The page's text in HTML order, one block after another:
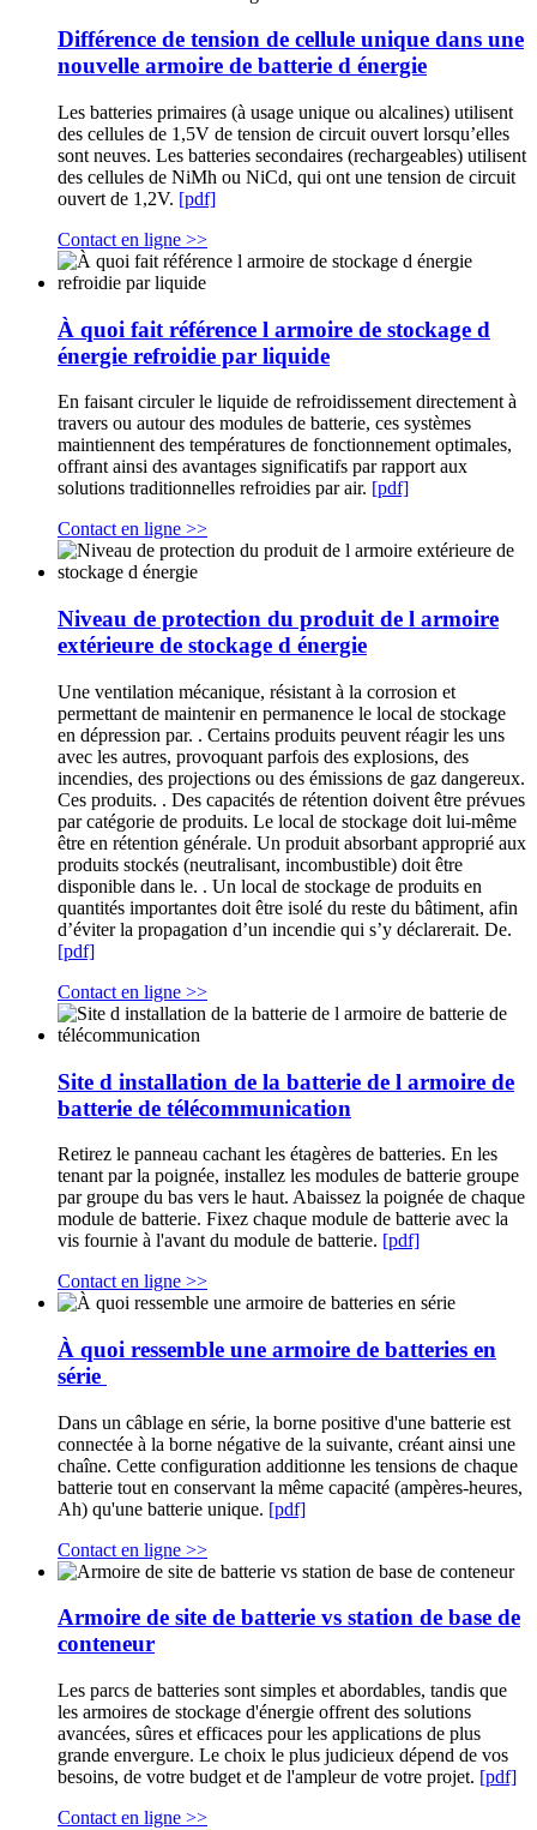
Différence de tension de cellule unique dans une
nouvelle armoire de batterie d énergie
Les batteries primaires (à usage unique ou alcalines) utilisent
des cellules de 1,5V de tension de circuit ouvert lorsqu’elles
sont neuves. Les batteries secondaires (rechargeables) utilisent
des cellules de NiMh ou NiCd, qui ont une tension de circuit
ouvert de 1,2V. [pdf]
Contact en ligne >>
À quoi fait référence l armoire de stockage d
énergie refroidie par liquide
En faisant circuler le liquide de refroidissement directement à
travers ou autour des modules de batterie, ces systèmes
maintiennent des températures de fonctionnement optimales,
offrant ainsi des avantages significatifs par rapport aux
solutions traditionnelles refroidies par air. [pdf]
Contact en ligne >>
Niveau de protection du produit de l armoire
extérieure de stockage d énergie
Une ventilation mécanique, résistant à la corrosion et
permettant de maintenir en permanence le local de stockage
en dépression par. . Certains produits peuvent réagir les uns
avec les autres, provoquant parfois des explosions, des
incendies, des projections ou des émissions de gaz dangereux.
Ces produits. . Des capacités de rétention doivent être prévues
par catégorie de produits. Le local de stockage doit lui-même
être en rétention générale. Un produit absorbant approprié aux
produits stockés (neutralisant, incombustible) doit être
disponible dans le. . Un local de stockage de produits en
quantités importantes doit être isolé du reste du bâtiment, afin
d’éviter la propagation d’un incendie qui s’y déclarerait. De.
[pdf]
Contact en ligne >>
Site d installation de la batterie de l armoire de
batterie de télécommunication
Retirez le panneau cachant les étagères de batteries. En les
tenant par la poignée, installez les modules de batterie groupe
par groupe du bas vers le haut. Abaissez la poignée de chaque
module de batterie. Fixez chaque module de batterie avec la
vis fournie à l'avant du module de batterie. [pdf]
Contact en ligne >>
À quoi ressemble une armoire de batteries en
série
Dans un câblage en série, la borne positive d'une batterie est
connectée à la borne négative de la suivante, créant ainsi une
chaîne. Cette configuration additionne les tensions de chaque
batterie tout en conservant la même capacité (ampères-heures,
Ah) qu'une batterie unique. [pdf]
Contact en ligne >>
Armoire de site de batterie vs station de base de
conteneur
Les parcs de batteries sont simples et abordables, tandis que
les armoires de stockage d'énergie offrent des solutions
avancées, sûres et efficaces pour les applications de plus
grande envergure. Le choix le plus judicieux dépend de vos
besoins, de votre budget et de l'ampleur de votre projet. [pdf]
Contact en ligne >>